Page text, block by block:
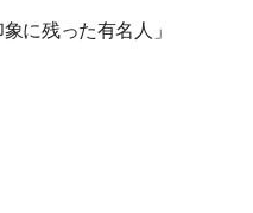
に残った有名人」